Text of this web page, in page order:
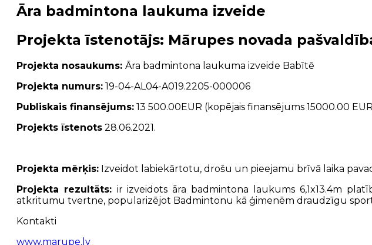
Āra badmintona laukuma izveide
Projekta īstenotājs: Mārupes novada
Projekta nosaukums: Āra badmintona laukuma izveide Babītē
Projekta numurs: 19-04-AL04-A019.2205-000006
Publiskais finansējums: 13 500.00EUR (kopējais finansējums 15000.00
Projekts īstenots 28.06.2021.
Projekta mērķis: Izveidot labiekārtotu, drošu un pieejamu brīvā laika
Projekta rezultāts: ir izveidots āra badmintona laukums 6,1x13.4m
atkritumu tvertne, popularizējot Badmintonu kā ģimenēm draudzīgu
Kontakti
www.marupe.lv